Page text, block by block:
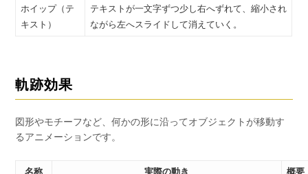
ホイップ（テ
キスト）
テキストが一文字ずつ少し右へずれて、縮小され
ながら左へスライドして消えていく。
軌跡効果
図形やモチーフなど、何かの形に沿ってオブジェクトが移動す
るアニメーションです。
名称 実際の動き 概要